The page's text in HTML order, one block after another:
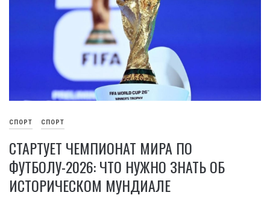
СПОРТ СПОРТ
СТАРТУЕТ ЧЕМПИОНАТ МИРА ПО
ФУТБОЛУ-2026: ЧТО НУЖНО ЗНАТЬ ОБ
ИСТОРИЧЕСКОМ МУНДИАЛЕ